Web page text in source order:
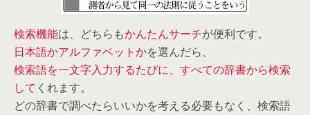
検索機能は、どちらもかんたんサーチが便利です。
日本語かアルファベットかを選んだら、
検索語を一文字入力するたびに、すべての辞書から検索
して くれます。
どの辞書で調べたらいいかを考える必要もなく、検索語